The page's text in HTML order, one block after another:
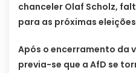
chanceler Olaf Scholz,
para as próximas
Após o encerramento da
previa-se que a AfD se